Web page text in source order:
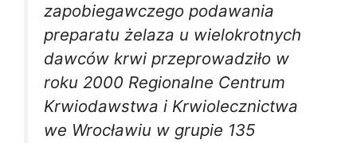
zapobiegawczego podawania
preparatu żelaza u wielokrotnych
dawców krwi przeprowadziło w
roku 2000 Regionalne Centrum
Krwiodawstwa i Krwiolecznictwa
we Wrocławiu w grupie 135